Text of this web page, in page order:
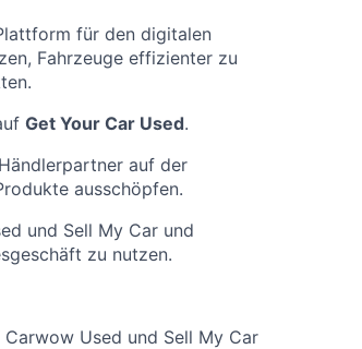
für den digitalen
Fahrzeuge effizienter zu
Get Your Car Used.
auf der
ausschöpfen.
und Sell My Car und
zu nutzen.
Used und Sell My Car